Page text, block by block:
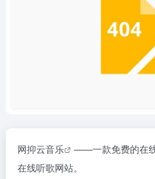
网抑云音乐 ——一款免费的在
在线听歌网站。